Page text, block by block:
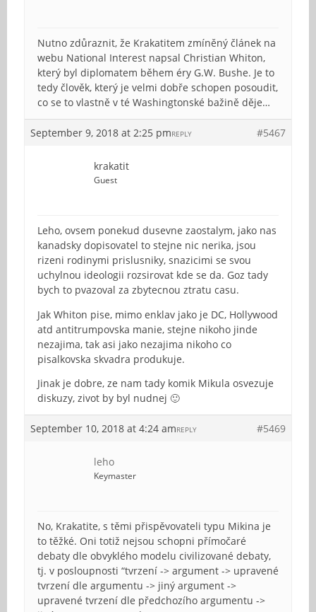
Nutno zdůraznit, že Krakatitem zmíněný článek na
webu National Interest napsal Christian Whiton,
který byl diplomatem během éry G.W. Bushe. Je to
tedy člověk, který je velmi dobře schopen posoudit,
co se to vlastně v té Washingtonské bažině děje…
September 9, 2018 at 2:25 pm #5467
REPLY
krakatit
Guest
Leho, ovsem ponekud dusevne zaostalym, jako nas
kanadsky dopisovatel to stejne nic nerika, jsou
rizeni rodinymi prislusniky, snazicimi se svou
uchylnou ideologii rozsirovat kde se da. Goz tady
bych to pvazoval za zbytecnou ztratu casu.
Jak Whiton pise, mimo enklav jako je DC, Hollywood
atd antitrumpovska manie, stejne nikoho jinde
nezajima, tak asi jako nezajima nikoho co
pisalkovska skvadra produkuje.
Jinak je dobre, ze nam tady komik Mikula osvezuje
diskuzy, zivot by byl nudnej 🙂
September 10, 2018 at 4:24 am #5469
REPLY
leho
Keymaster
No, Krakatite, s těmi přispěvovateli typu Mikina je
to těžké. Oni totiž nejsou schopni přímočaré
debaty dle obvyklého modelu civilizované debaty,
tj. v posloupnosti “tvrzení -> argument -> upravené
tvrzení dle argumentu -> jiný argument ->
upravené tvrzení dle předchozího argumentu ->